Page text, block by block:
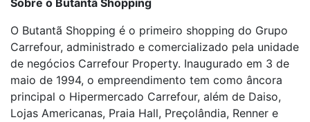
Sobre o Butantã Shopping
O Butantã Shopping é o primeiro shopping do Grupo
Carrefour, administrado e comercializado pela unidade
de negócios Carrefour Property. Inaugurado em 3 de
maio de 1994, o empreendimento tem como âncora
principal o Hipermercado Carrefour, além de Daiso,
Lojas Americanas, Praia Hall, Preçolândia, Renner e